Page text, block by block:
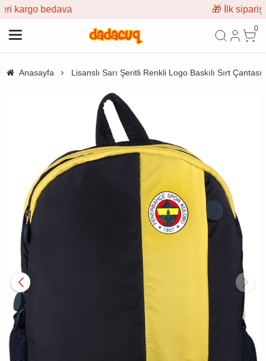
🎁 İlk siparişe %10 indirim
0
Anasayfa Lisanslı Sarı Şeritli Renkli Logo Baskılı Sırt